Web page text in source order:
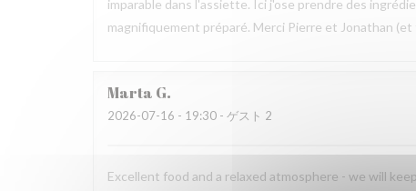
imparable dans l'assiette. Ici j'ose prendre des
magnifiquement préparé. Merci Pierre et Jonathan
Marta G
2026-07-16 - 19:30 - ゲスト 2
Excellent food and a relaxed atmosphere - we will